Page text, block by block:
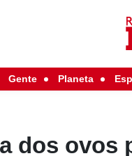
Gente Planeta
dos ovos